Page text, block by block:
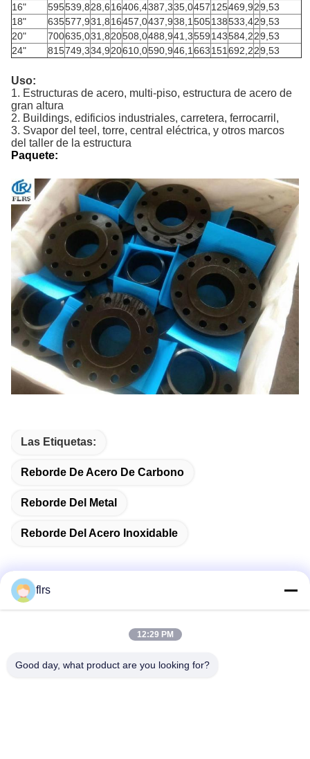
16"
595539,828,616406,4387,335,0457125469,929,53
18"
635577,931,816457,0437,938,1 505138533,429,53
20"
700635,031,820508,0488,941,3559143584,229,53
24"
815749,334,920610,0590,946,1 663151 692,229,53
Uso:
1. Estructuras de acero, multi-piso, estructura de acero de
gran altura
2. Buildings, edificios industriales, carretera, ferrocarril,
3. Svapor del teel, torre, central eléctrica, y otros marcos
del taller de la estructura
Paquete:
Las Etiquetas:
Reborde De Acero De Carbono
Reborde Del Metal
Reborde Del Acero Inoxidable
Avenida del eurasiático No.3939., distrito ecológico de
flrs
12:29 PM
Good day, what product are you looking for?